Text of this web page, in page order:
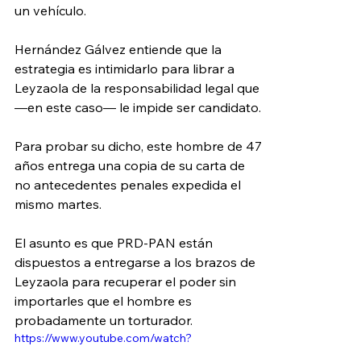
un vehículo.
Hernández Gálvez entiende que la
estrategia es intimidarlo para librar a
Leyzaola de la responsabilidad legal que
—en este caso— le impide ser candidato.
Para probar su dicho, este hombre de 47
años entrega una copia de su carta de
no antecedentes penales expedida el
mismo martes.
El asunto es que PRD-PAN están
dispuestos a entregarse a los brazos de
Leyzaola para recuperar el poder sin
importarles que el hombre es
probadamente un torturador.
https://www.youtube.com/watch?